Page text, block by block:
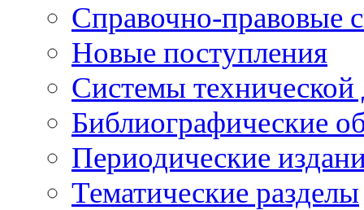
Справочно-правовые
Новые поступления
Cистемы
Библиографические
Периодические
Тематические разделы